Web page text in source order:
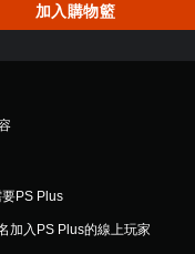
加入購物籃
PS Plus
加入PS Plus的線上玩家